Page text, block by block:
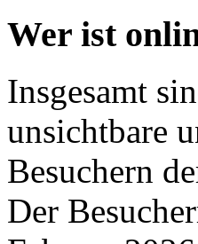
Wer ist
Insgesamt
unsichtbare
Besuchern
Der